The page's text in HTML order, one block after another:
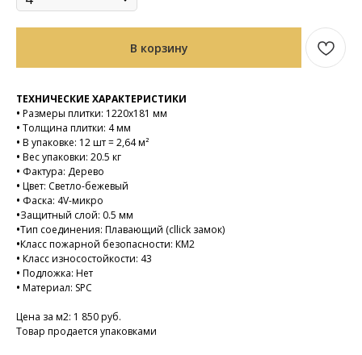
В корзину
ТЕХНИЧЕСКИЕ ХАРАКТЕРИСТИКИ
• Размеры плитки: 1220х181 мм
• Толщина плитки: 4 мм
• В упаковке: 12 шт = 2,64 м²
• Вес упаковки: 20.5 кг
• Фактура: Дерево
• Цвет: Светло-бежевый
• Фаска: 4V-микро
•Защитный слой: 0.5 мм
•Тип соединения: Плавающий (cllick замок)
•Класс пожарной безопасности: КМ2
• Класс износостойкости: 43
• Подложка: Нет
• Материал: SPC
Цена за м2: 1 850 руб.
Товар продается упаковками